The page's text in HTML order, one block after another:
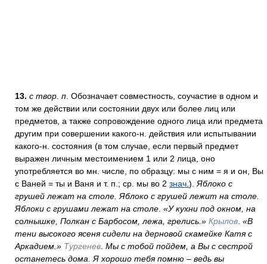
13. с твор. п . Обозначает совместность, соучастие в одном и
том же действии или состоянии двух или более лиц или
предметов, а также сопровождение одного лица или предмета
другим при совершении какого-н. действия или испытывании
какого-н. состояния (в том случае, если первый предмет
выражен личным местоимением 1 или 2 лица, оно
употребляется во мн. числе, по образцу: мы с ним = я и он, Вы
с Ваней = ты и Ваня и т. п.; ср. мы во 2 знач. ). Яблоко с
грушей лежат на столе. Яблоко с грушей лежит на столе.
Яблоки с грушами лежат на столе «У кухни под окном, на
солнышке, Полкан с Барбосом, лежа, грелись.» Крылов «В
тени высокого ясеня сидели на дерновой скамейке Катя с
Аркадием.» Тургенев Мы с тобой пойдем, а Вы с сестрой
останетесь дома. Я хорошо тебя помню – ведь вы